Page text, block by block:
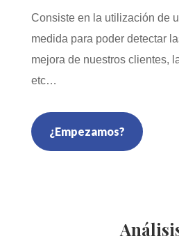
Consiste en la utilización de
medida para poder detectar
mejora de nuestros clientes,
etc…
¿Empezamos?